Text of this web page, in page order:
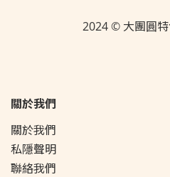
2024 © 大團圓
關於我們
關於我們
私隱聲明
聯絡我們